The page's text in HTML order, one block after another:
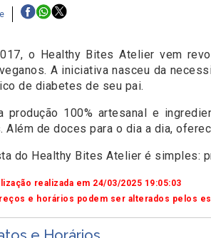
o Healthy Bites Atelier vem
A iniciativa nasceu da
de diabetes de seu pai.
produção 100% artesanal e
Além de doces para o dia a dia,
do Healthy Bites Atelier é simples:
realizada em 24/03/2025 19:05:03
e horários podem ser alterados pelos